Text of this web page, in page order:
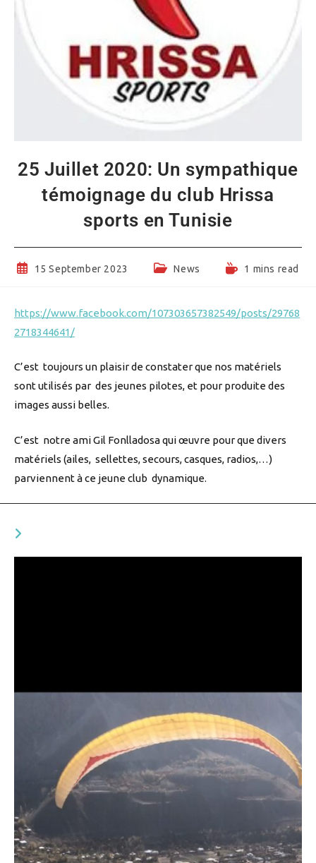
25 Juillet 2020: Un sympathique
témoignage du club Hrissa
sports en Tunisie
Post15 September 2023
PostNews
Reading1 mins read
https://www.facebook.com/107303657382549/posts/29768
2718344641/
C’est toujours un plaisir de constater que nos matériels
sont utilisés par des jeunes pilotes, et pour produite des
images aussi belles.
C’est notre ami Gil Fonlladosa qui œuvre pour que divers
matériels (ailes, sellettes, secours, casques, radios,…)
parviennent à ce jeune club dynamique.